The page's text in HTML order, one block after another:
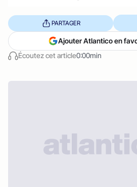
Écoutez cet article0:00min
PARTAGER
Ajouter Atlantico en